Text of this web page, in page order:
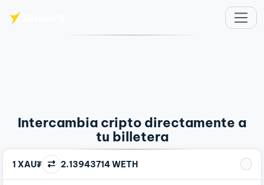
Intercambia cripto directamente a
tu billetera
1 XAU₮ 2.13943714 WETH